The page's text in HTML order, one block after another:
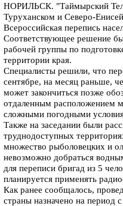
НОРИЛЬСК. "Таймырский
Туруханском и Северо-
Всероссийская перепись
Соответствующее решение
рабочей группы по
территории края.
Специалисты решили, что
сентябре, на месяц раньше,
может закончиться позже
отдаленным расположением
сложными погодными
Также на заседании были
труднодоступных
множество рыболовецких и
невозможно добраться
для переписи бригад из 5
планируется применять
Как ранее сообщалось,
страны назначено на период